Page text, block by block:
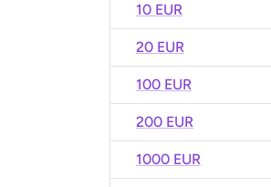
10 EUR
20 EUR
100 EUR
200 EUR
1000 EUR